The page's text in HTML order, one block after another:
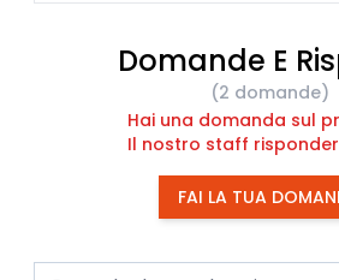
Domande E
(2 domande)
Hai una domanda sul
Il nostro staff
FAI LA TUA